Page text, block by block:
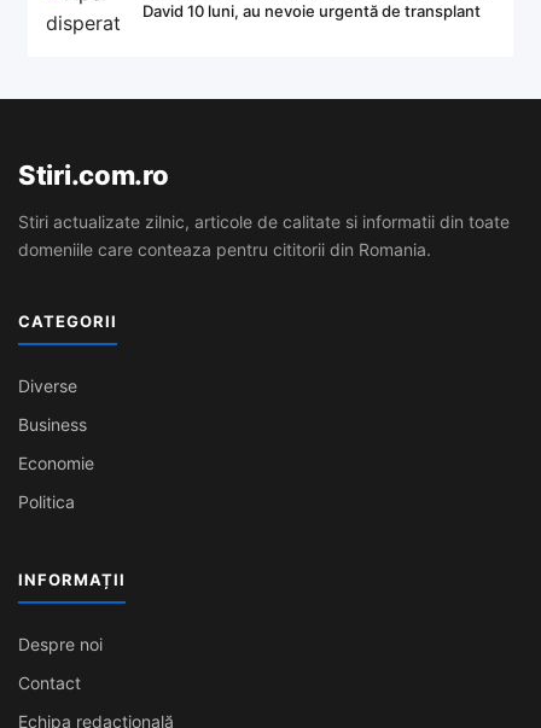
David 10 luni, au nevoie urgentă de transplant
Stiri.com.ro
Stiri actualizate zilnic, articole de calitate si informatii din toate
domeniile care conteaza pentru cititorii din Romania.
CATEGORII
Diverse
Business
Economie
Politica
INFORMAȚII
Despre noi
Contact
Echipa redacțională